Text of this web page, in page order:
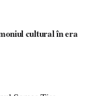
cultural în era